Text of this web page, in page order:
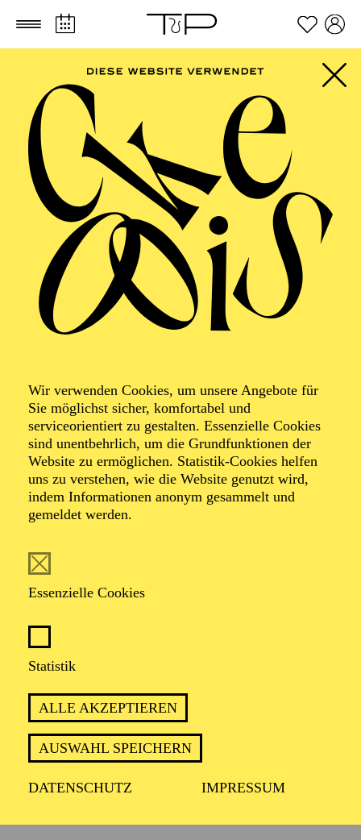
Zum Hauptinhalt springen Zum Footer springen
Wir verwenden Cookies, um unsere Angebote für
Sie möglichst sicher, komfortabel und
serviceorientiert zu gestalten. Essenzielle Cookies
sind unentbehrlich, um die Grundfunktionen der
Website zu ermöglichen. Statistik-Cookies helfen
uns zu verstehen, wie die Website genutzt wird,
indem Informationen anonym gesammelt und
gemeldet werden.
Essenzielle Cookies
Statistik
ALLE AKZEPTIEREN
AUSWAHL SPEICHERN
DATENSCHUTZ IMPRESSUM
SCHAUSPIEL ESSEN
Öffentliche
Workshops zu den
Inszenierungen
mit anschließendem Besuch der Vorstellungen
Anmeldung unter:stadt-vermittlung@tup-online.de